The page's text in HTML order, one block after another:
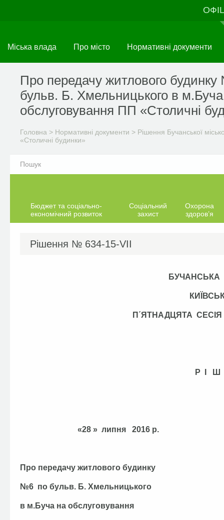
Міська влада Про місто Нормативні документи
Про передачу житлового
бульв. Б. Хмельницького в
обслуговування ПП «Столичні
Головна > Нормативні документи > Рішення Бучанської
«Столичні будинки»
Бюджет та соціально-
економічний розвиток
Соціальний
захист
Охорона
здоров’я
Рішення № 634-15-VII
П΄ЯТНАДЦЯТА
Р І
«28 » липня
Про передачу житлового будинку
№6 по бульв. Б. Хмельницького
в м.Буча на обслуговування